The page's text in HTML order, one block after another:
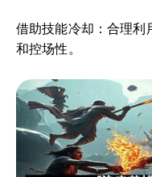
借助技能冷却：合理利
和控场性。